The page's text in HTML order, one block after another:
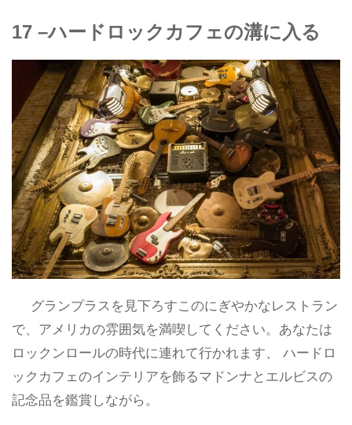
17 –ハードロックカフェの溝に入る
グランプラスを見下ろすこのにぎやかなレストラン
で、アメリカの雰囲気を満喫してください。あなたは
ロックンロールの時代に連れて行かれます、 ハードロ
ックカフェのインテリアを飾るマドンナとエルビスの
記念品を鑑賞しながら。